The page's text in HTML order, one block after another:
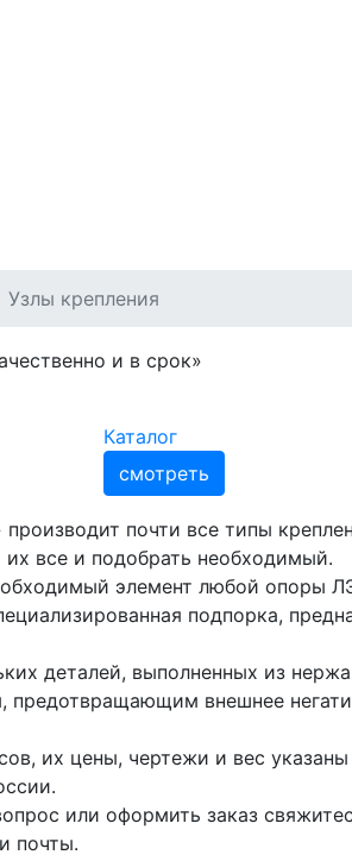
Узлы крепления
и в срок»
Каталог
смотреть
производит почти все типы
все и подобрать необходимый.
элемент любой опоры
подпорка,
деталей, выполненных из
предотвращающим внешнее
их цены, чертежи и вес
или оформить заказ
почты.